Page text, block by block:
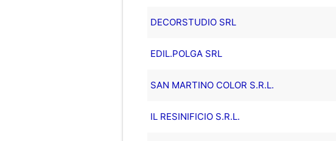
DECORSTUDIO SRL
EDIL.POLGA SRL
SAN MARTINO COLOR S.R.L.
IL RESINIFICIO S.R.L.